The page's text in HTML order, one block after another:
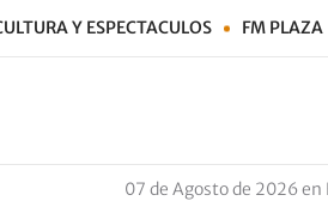
Y ESPECTACULOS FM PLAZA
07 de Agosto de 2026 en